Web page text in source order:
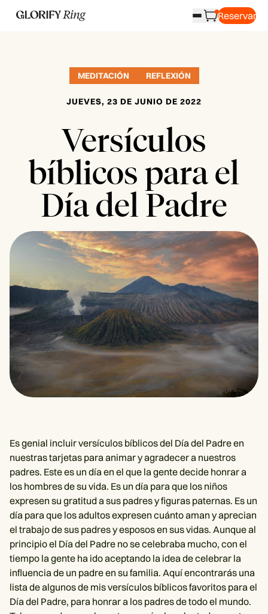
Reservar
MEDITACIÓN REFLEXIÓN
JUEVES, 23 DE JUNIO DE 2022
Versículos
bíblicos para el
Día del Padre
Es genial incluir versículos bíblicos del Día del Padre en
nuestras tarjetas para animar y agradecer a nuestros
padres. Este es un día en el que la gente decide honrar a
los hombres de su vida. Es un día para que los niños
expresen su gratitud a sus padres y figuras paternas. Es un
día para que los adultos expresen cuánto aman y aprecian
el trabajo de sus padres y esposos en sus vidas. Aunque al
principio el Día del Padre no se celebraba mucho, con el
tiempo la gente ha ido aceptando la idea de celebrar la
influencia de un padre en su familia. Aquí encontrarás una
lista de algunos de mis versículos bíblicos favoritos para el
Día del Padre, para honrar a los padres de todo el mundo.